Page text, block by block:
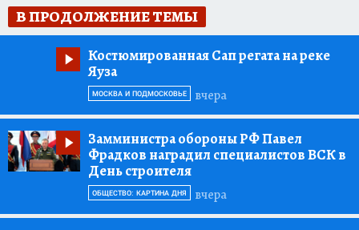
В ПРОДОЛЖЕНИЕ ТЕМЫ
Костюмированная Сап регата на реке
Яуза
вчера
МОСКВА И ПОДМОСКОВЬЕ
Замминистра обороны РФ Павел
Фрадков наградил специалистов ВСК в
День строителя
вчера
ОБЩЕСТВО: КАРТИНА ДНЯ